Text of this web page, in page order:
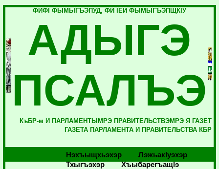
ФИФI ФЫМЫГЪЭПУД, ФИ IЕЙ ФЫМЫГЪЭПЩКIУ
АДЫГЭ
ПСАЛЪЭ
КъБР-м И ПАРЛАМЕНТЫМРЭ ПРАВИТЕЛЬСТВЭМРЭ Я ГАЗЕТ
ГАЗЕТА ПАРЛАМЕНТА И ПРАВИТЕЛЬСТВА КБР
Нэхъыщхьэхэр
Лэжьакlуэхэр
Тхыгъэхэр
Хъыбарегъащlэ